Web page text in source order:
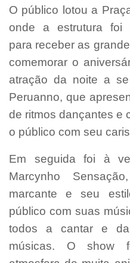
O público lotou a
onde a estrutura foi
para receber as
comemorar o
atração da noite a
Peruanno, que
de ritmos dançantes e
o público com seu
Em seguida foi à
Marcynho
marcante e seu
público com suas
todos a cantar e
músicas. O show